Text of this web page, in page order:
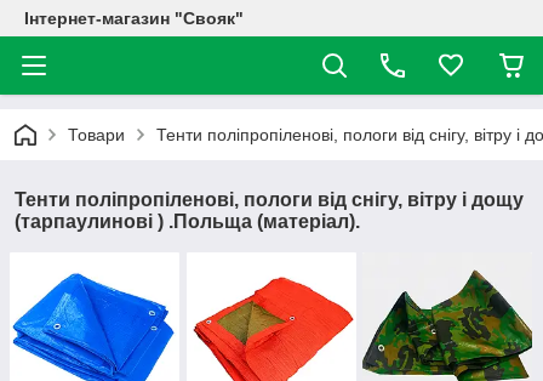
Інтернет-магазин "Свояк"
Товари Тенти поліпропіленові, пологи від снігу, вітру
Тенти поліпропіленові, пологи від снігу, вітру і дощу
(тарпаулинові ) .Польща (матеріал).